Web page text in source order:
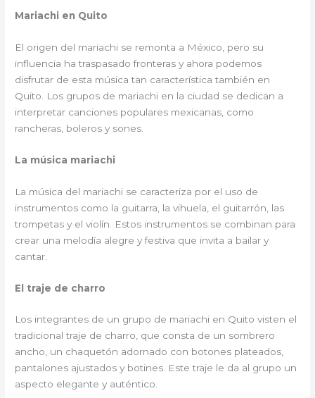
Mariachi en Quito
El origen del mariachi se remonta a México, pero su
influencia ha traspasado fronteras y ahora podemos
disfrutar de esta música tan característica también en
Quito. Los grupos de mariachi en la ciudad se dedican a
interpretar canciones populares mexicanas, como
rancheras, boleros y sones.
La música mariachi
La música del mariachi se caracteriza por el uso de
instrumentos como la guitarra, la vihuela, el guitarrón, las
trompetas y el violín. Estos instrumentos se combinan para
crear una melodía alegre y festiva que invita a bailar y
cantar.
El traje de charro
Los integrantes de un grupo de mariachi en Quito visten el
tradicional traje de charro, que consta de un sombrero
ancho, un chaquetón adornado con botones plateados,
pantalones ajustados y botines. Este traje le da al grupo un
aspecto elegante y auténtico.